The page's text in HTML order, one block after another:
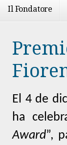
Il Fondatore
El 4 de
ha
Award”,